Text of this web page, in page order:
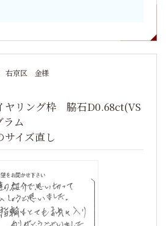
右京区 金様
リング枠 脇石D0.68ct(VS
ラム
イズ直し